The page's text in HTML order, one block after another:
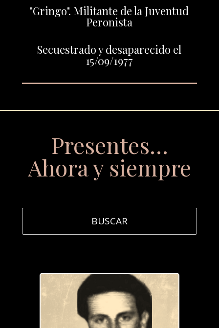
"Gringo". Militante de la Juventud
Peronista
Secuestrado y desaparecido el
15/09/1977
Presentes…
Ahora y siempre